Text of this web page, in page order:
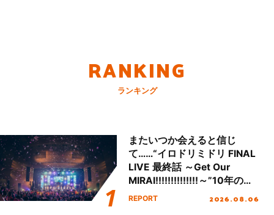
RANKING
ランキング
またいつか会えると信じ
て……“イロドリミドリ FINAL
LIVE 最終話 ～Get Our
MIRAI!!!!!!!!!!!!!!～”10年の活
動を経てファイナルを迎える
REPORT 2026.08.06